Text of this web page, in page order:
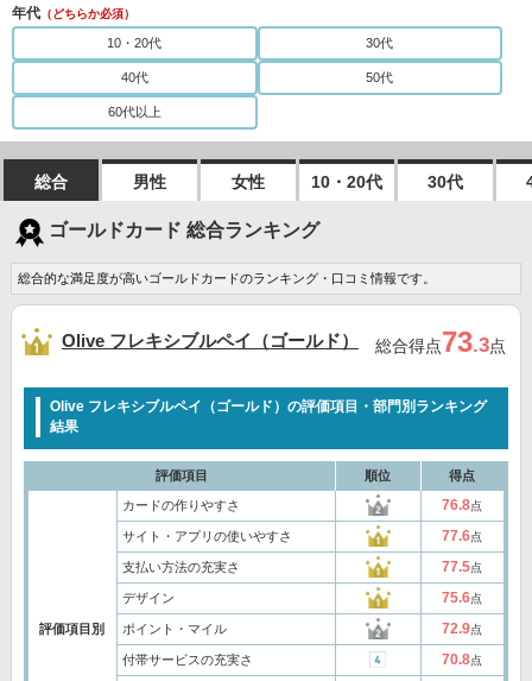
年代 （どちらか必須）
10・20代 30代
40代 50代
60代以上
総合 男性 女性 10・20代 30代
ゴールドカード 総合ランキング
総合的な満足度が高いゴールドカードのランキング・口コミ情報です。
Olive フレキシブルペイ（ゴールド） 総合得点73.3点
Olive フレキシブルペイ（ゴールド）の評価項目・部門別ランキング
結果
評価項目 順位 得点
評価項目別
カードの作りやすさ 76.8点
サイト・アプリの使いやすさ 77.6点
支払い方法の充実さ 77.5点
デザイン 75.6点
ポイント・マイル 72.9点
付帯サービスの充実さ 70.8点